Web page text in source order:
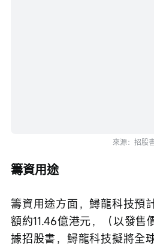
來源：招股
籌資用途
籌資用途方面，鱘龍科技預
額約11.46億港元，（以發售
據招股書，鱘龍科技擬將全